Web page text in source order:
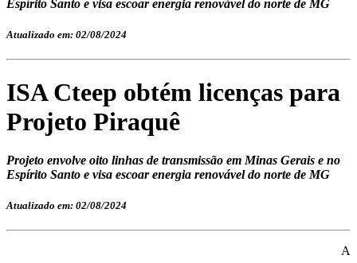
Espírito Santo e visa escoar energia renovável do norte de MG
Atualizado em: 02/08/2024
ISA Cteep obtém licenças para
Projeto Piraquê
Projeto envolve oito linhas de transmissão em Minas Gerais e no
Espírito Santo e visa escoar energia renovável do norte de MG
Atualizado em: 02/08/2024
A